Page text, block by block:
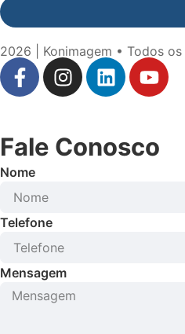
2026 | Konimagem • Todos
Fale Conosco
Nome
Telefone
Mensagem